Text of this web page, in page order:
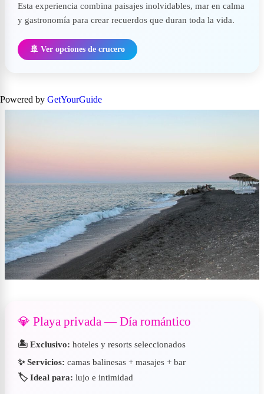
Esta experiencia combina paisajes inolvidables, mar en calma
y gastronomía para crear recuerdos que duran toda la vida.
🚢 Ver opciones de crucero
Powered by GetYourGuide
💎 Playa privada — Día romántico
🏝️ Exclusivo: hoteles y resorts seleccionados
✨ Servicios: camas balinesas + masajes + bar
🏷️ Ideal para: lujo e intimidad